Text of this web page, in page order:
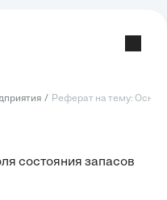
Реферат на тему:
состояния запасов